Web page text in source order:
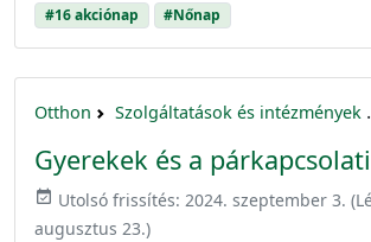
#16 akciónap #Nőnap
Otthon Szolgáltatások és intézmények
Gyerekek és a
event_available Utolsó frissítés: 2024. szeptember 3.
augusztus 23.)